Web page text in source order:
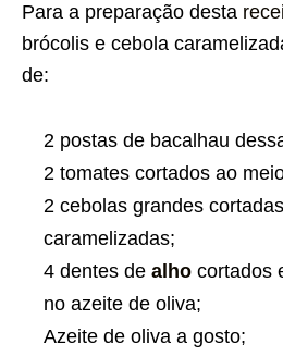
Para a preparação desta
brócolis e cebola
de:
2 postas de bacalhau
2 tomates cortados ao
2 cebolas grandes
caramelizadas;
4 dentes de alho cortados
no azeite de oliva;
Azeite de oliva a gosto;